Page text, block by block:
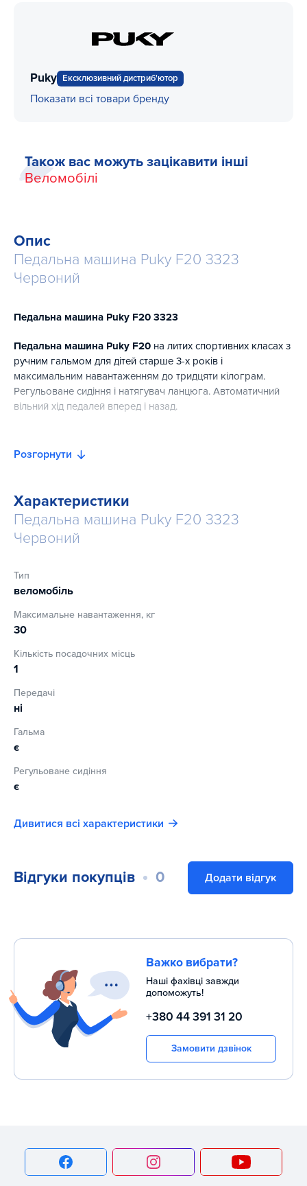
Puky Ексклюзивний дистриб'ютор
Показати всі товари бренду
Також вас можуть зацікавити інші
Веломобілі
Опис
Педальна машина Puky F20 3323
Червоний
Педальна машина Puky F20 3323
Педальна машина Puky F20 на литих спортивних класах з
ручним гальмом для дітей старше 3-х років і
максимальним навантаженням до тридцяти кілограм.
Регульоване сидіння і натягувач ланцюга. Автоматичний
вільний хід педалей вперед і назад.
– розрахована на зростання від 95 до 110 см;
– спортивне кермо з вбудованим сигналом;
– литі спортивні колеса на шарикопідшипниках;
– регульоване анатомічне сидіння;
– регулірумий натягувач ланцюга;
– ручне гальмо на обидва задніх колеса;
– спойлер;
– протиковзке покриття на сидінні;
– вага: 10,5 кг (11,5 кг).
Розгорнути
Характеристики
Педальна машина Puky F20 3323
Червоний
Тип
веломобіль
Максимальне навантаження, кг
30
Кількість посадочних місць
1
Передачі
ні
Гальма
є
Регульоване сидіння
є
Дивитися всі характеристики
Відгуки покупців 0 Додати відгук
Важко вибрати?
Наші фахівці завжди
допоможуть!
+380 44 391 31 20
Замовити дзвінок